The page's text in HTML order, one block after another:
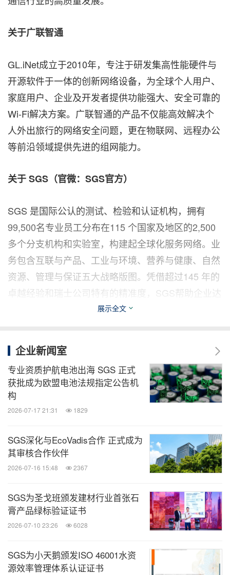
关于广联智通
GL.iNet成立于2010年，专注于研发集高性能硬件与
开源软件于一体的创新网络设备，为全球个人用户、
家庭用户、企业及开发者提供功能强大、安全可靠的
Wi-Fi解决方案。广联智通的产品不仅能高效解决个
人外出旅行的网络安全问题，更在物联网、远程办公
等前沿领域提供先进的组网能力。
关于SGS （官微： SGS官方）
SGS 是国际公认的测试、检验和认证机构，拥有
99,500名专业员工分布在115 个国家及地区的2,500
多个分支机构和实验室，构建起全球化服务网络。业
务包含互联与产品、工业与环境、营养与健康、自然
资源、管理与保证五大战略版图。凭借超过145 年的
卓越经验和瑞士公司特有的精准度，SGS帮助企业达
到质量、合规与可持续发展的最高标准。
SGS 集团和隶属于国家市场监督管理总局系统的中
国标准科技集团合资成立于1991 年。SGS 通标立足
于集团业务板块，通过由16000 多名专业员工、100
多个分支机构和200 多个实验室组成的国内服务网
源、汽车、环境、生物医药等细分行业提供全方位测
试、检验、认证、培训和校准等质量解决方案。
技、媒体、通讯企业的经营动态、财报信
息、企业并购消息。扫描二维码，立即订
阅！
展示全文
企业新闻室
专业资质护航电池出海 SGS 正式
获批成为欧盟电池法规指定公告机
构
2026-07-17 21:31 1829
SGS深化与EcoVadis合作 正式成为
其审核合作伙伴
2026-07-16 15:48 2367
SGS为圣戈班颁发建材行业首张石
膏产品绿标验证证书
2026-07-10 23:26 6028
SGS为小天鹅颁发ISO 46001水资
源效率管理体系认证证书